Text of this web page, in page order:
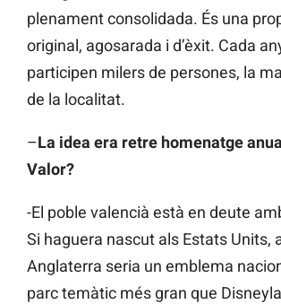
plenament consolidada. És una
original, agosarada i d’èxit. Cada
participen milers de persones, la
de la localitat.
–La idea era retre homenatge
Valor?
-El poble valencià està en deute
Si haguera nascut als Estats Units,
Anglaterra seria un emblema
parc temàtic més gran que